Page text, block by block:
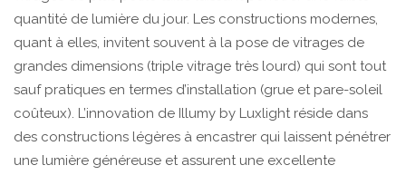
quantité de lumière du jour. Les constructions modernes,
quant à elles, invitent souvent à la pose de vitrages de
grandes dimensions (triple vitrage très lourd) qui sont tout
sauf pratiques en termes d’installation (grue et pare-soleil
coûteux). L’innovation de Illumy by Luxlight réside dans
des constructions légères à encastrer qui laissent pénétrer
une lumière généreuse et assurent une excellente